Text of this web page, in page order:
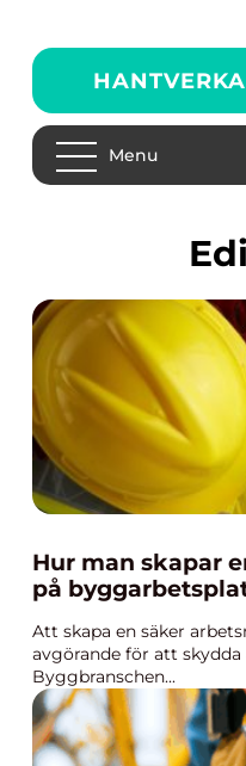
Menu
Hur man skapar
på
Att skapa en säker
avgörande för att
Byggbranschen...